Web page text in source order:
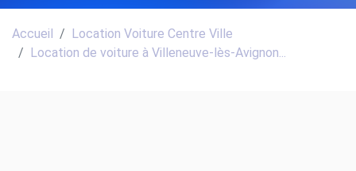
Accueil
Location Voiture Centre Ville
Location de voiture à Villeneuve-lès-Avignon...